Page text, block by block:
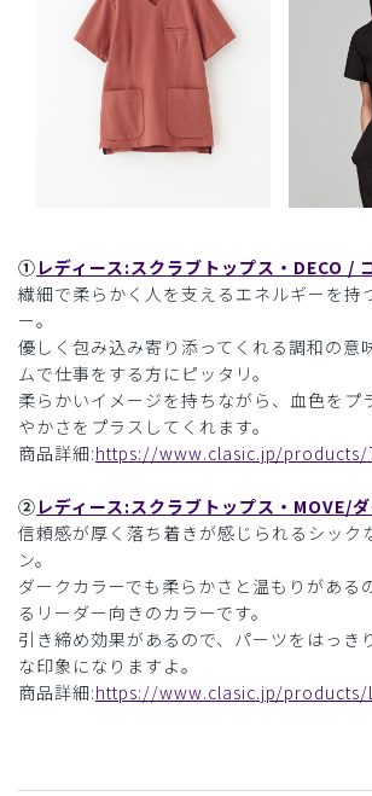
① レディース:スクラブトップス・DECO /
繊細で柔らかく人を支えるエネルギーを持
ー。
優しく包み込み寄り添ってくれる調和の意
ムで仕事をする方にピッタリ。
柔らかいイメージを持ちながら、血色をプ
やかさをプラスしてくれます。
商品詳細:https://www.clasic.jp/products/
② レディース:スクラブトップス・MOVE/
信頼感が厚く落ち着きが感じられるシック
ン。
ダークカラーでも柔らかさと温もりがある
るリーダー向きのカラーです。
引き締め効果があるので、パーツをはっき
な印象になりますよ。
商品詳細:https://www.clasic.jp/products/